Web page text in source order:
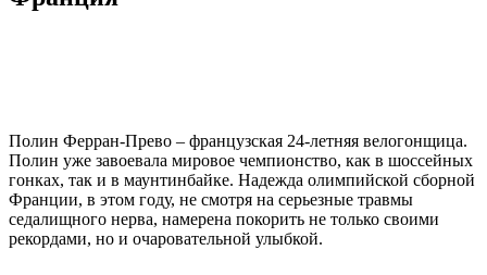
Полин Ферран-Прево – французская 24-летняя велогонщица.
Полин уже завоевала мировое чемпионство, как в шоссейных
гонках, так и в маунтинбайке. Надежда олимпийской сборной
Франции, в этом году, не смотря на серьезные травмы
седалищного нерва, намерена покорить не только своими
рекордами, но и очаровательной улыбкой.